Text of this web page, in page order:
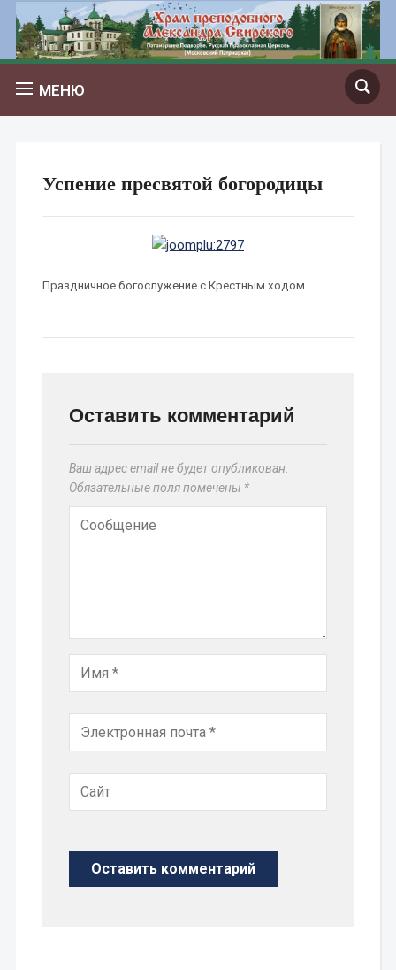
МЕНЮ
Успение пресвятой богородицы
Праздничное богослужение с Крестным ходом
Оставить комментарий
Ваш адрес email не будет опубликован.
Обязательные поля помечены *